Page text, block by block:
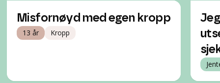
Misfornøyd med egen kropp
13 år Kropp